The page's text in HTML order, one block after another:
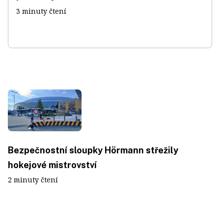
3 minuty čtení
Bezpečnostní sloupky Hörmann střežily
hokejové mistrovství
2 minuty čtení